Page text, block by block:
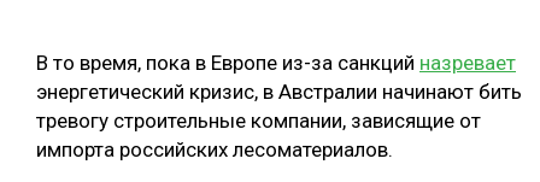
ПРОИЗВОДСТВО ДРЕВЕСНЫХ ПЛИТ
ЦБП
ПОДБОРКИ СТАТЕЙ
В то время, пока в Европе из-за санкций назревает
энергетический кризис, в Австралии начинают бить
тревогу строительные компании, зависящие от
импорта российских лесоматериалов.